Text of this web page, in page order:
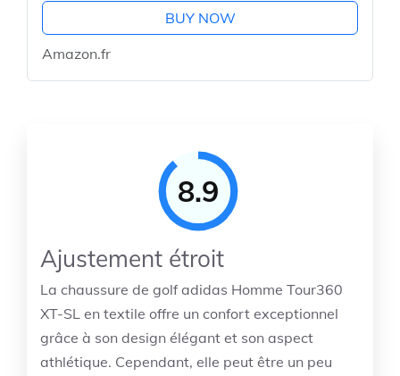
BUY NOW
Amazon.fr
8.9
Ajustement étroit
La chaussure de golf adidas Homme Tour360
XT-SL en textile offre un confort exceptionnel
grâce à son design élégant et son aspect
athlétique. Cependant, elle peut être un peu